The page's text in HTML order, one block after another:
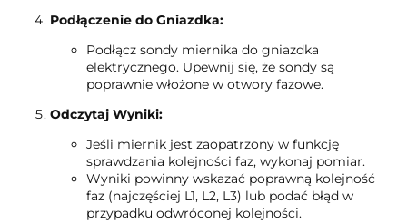
Podłączenie do Gniazdka:
Podłącz sondy miernika do gniazdka
elektrycznego. Upewnij się, że sondy są
poprawnie włożone w otwory fazowe.
Odczytaj Wyniki:
Jeśli miernik jest zaopatrzony w funkcję
sprawdzania kolejności faz, wykonaj pomiar.
Wyniki powinny wskazać poprawną kolejność
faz (najczęściej L1, L2, L3) lub podać błąd w
przypadku odwróconej kolejności.